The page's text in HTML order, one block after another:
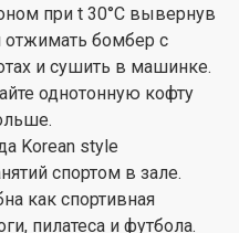
при t 30°С вывернув
отжимать бомбер с
и сушить в машинке.
однотонную кофту
Korean style
спортом в зале.
как спортивная
пилатеса и футбола.